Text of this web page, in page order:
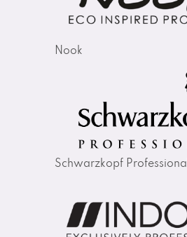
Nook
Schwarzkopf Professional